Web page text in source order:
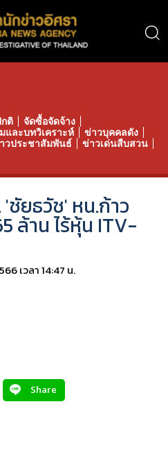
ติ
จัดซื้อจัดจ้าง
และบทวิเคราะห์
ข่าวบุคคลดัง
วประชาสัมพันธ์
ข่าวเด่นสืบสวน
ยธวัช' หน.ก้าว
ล้าน ไร้หุ้น ITV-
เวลา 14:47 น.
Share